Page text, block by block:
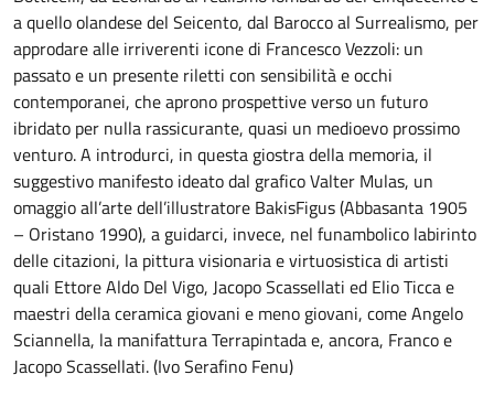
a quello olandese del Seicento, dal Barocco al Surrealismo, per
approdare alle irriverenti icone di Francesco Vezzoli: un
passato e un presente riletti con sensibilità e occhi
contemporanei, che aprono prospettive verso un futuro
ibridato per nulla rassicurante, quasi un medioevo prossimo
venturo. A introdurci, in questa giostra della memoria, il
suggestivo manifesto ideato dal grafico Valter Mulas, un
omaggio all’arte dell’illustratore BakisFigus (Abbasanta 1905
– Oristano 1990), a guidarci, invece, nel funambolico labirinto
delle citazioni, la pittura visionaria e virtuosistica di artisti
quali Ettore Aldo Del Vigo, Jacopo Scassellati ed Elio Ticca e
maestri della ceramica giovani e meno giovani, come Angelo
Sciannella, la manifattura Terrapintada e, ancora, Franco e
Jacopo Scassellati. (Ivo Serafino Fenu)